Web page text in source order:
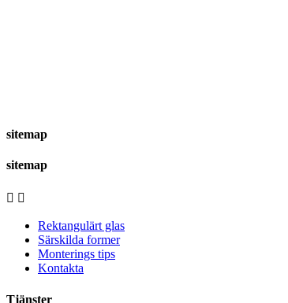
sitemap
sitemap
 
Rektangulärt glas
Särskilda former
Monterings tips
Kontakta
Tjänster